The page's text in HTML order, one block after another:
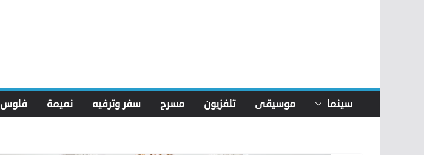
سينما موسيقى تلفزيون مسرح سفر وترفيه نميمة فلوس